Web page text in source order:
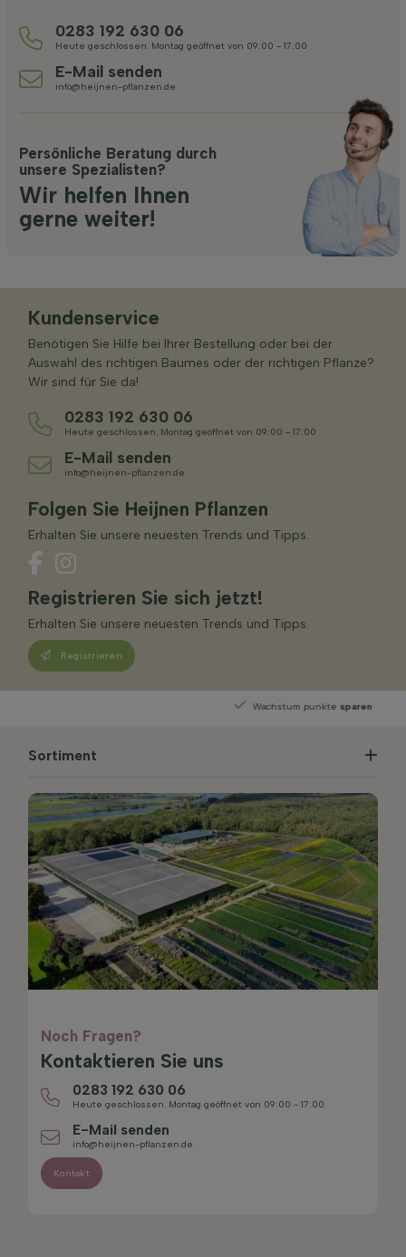
0283 192 630 06
Heute geschlossen. Montag geöffnet von 09:00 - 17:00
E-Mail senden
info@heijnen-pflanzen.de
Persönliche Beratung durch
unsere Spezialisten?
Wir helfen Ihnen
gerne weiter!
Kundenservice
Benötigen Sie Hilfe bei Ihrer Bestellung oder bei der
Auswahl des richtigen Baumes oder der richtigen Pflanze?
Wir sind für Sie da!
0283 192 630 06
Heute geschlossen. Montag geöffnet von 09:00 - 17:00
E-Mail senden
info@heijnen-pflanzen.de
Folgen Sie Heijnen Pflanzen
Erhalten Sie unsere neuesten Trends und Tipps.
Registrieren Sie sich jetzt!
Erhalten Sie unsere neuesten Trends und Tipps.
Registrieren
Wachstum punktesparen
Sortiment
Noch Fragen?
Kontaktieren Sie uns
0283 192 630 06
Heute geschlossen. Montag geöffnet von 09:00 - 17:00
E-Mail senden
info@heijnen-pflanzen.de
Kontakt